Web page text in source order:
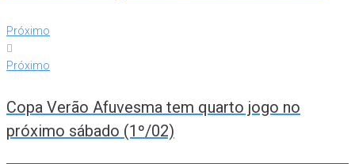
Próximo
Próximo
Copa Verão Afuvesma tem quarto jogo no
próximo sábado (1º/02)